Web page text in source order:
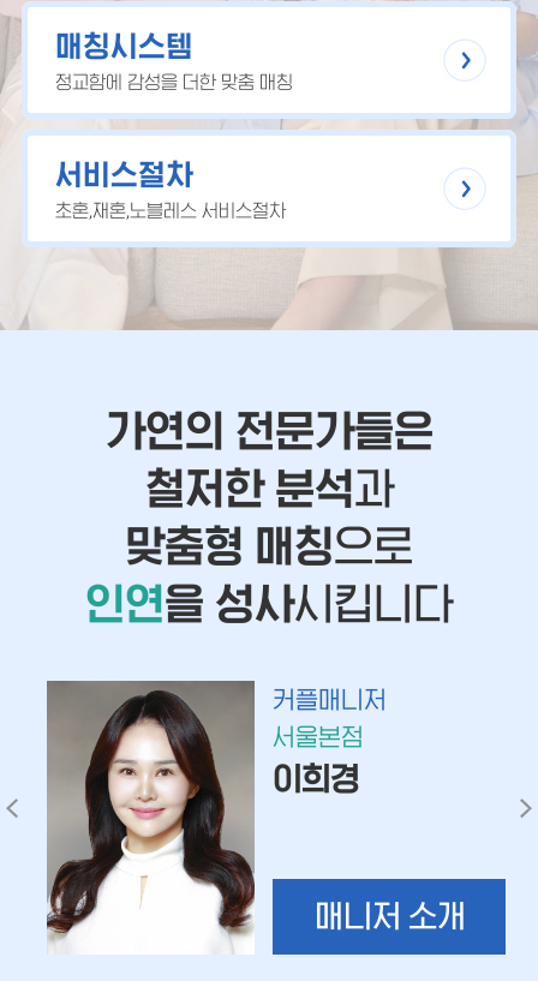
매칭시스템
정교함에 감성을 더한 맞춤 매칭
서비스절차
초혼,재혼,노블레스 서비스절차
가연의 전문가들은
철저한 분석과
맞춤형 매칭으로
인연을 성사시킵니다
커플매니저
서울본점
이희경
매니저 소개